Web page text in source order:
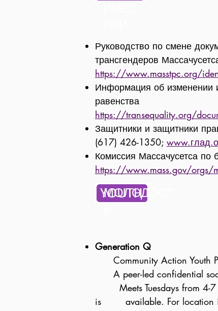
Руководство по смене
трансгендеров
https://www.masstpc.org/
Информация об изменении
равенства
https://transequality.org/
Защитники и защитники
(617) 426-1350;
Комиссия Массачусетса по
https://www.mass.gov/orgs/
МОЛОДОСТ
Generation Q
Community Action Youth
A peer-led confidential
Meets Tuesdays from 4-7
is available. For location